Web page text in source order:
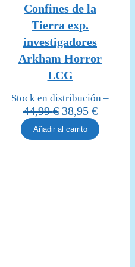
precio
actual
en
oferta
Confines de la
Tierra exp.
investigadores
Arkham Horror
LCG
Stock en distribución –
44,99€ El
precio
original
38,95 €El
precio
actual
Añadir al carrito